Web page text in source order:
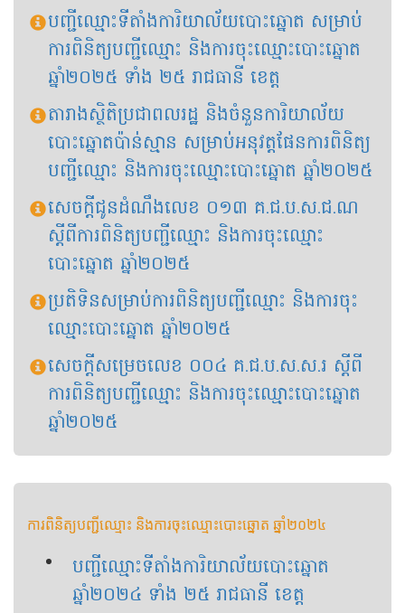
បញ្ជីឈ្មោះទីតាំងការិយាល័យបោះឆ្នោត សម្រាប់
ការពិនិត្យបញ្ជីឈ្មោះ និងការចុះឈ្មោះបោះឆ្នោត
ឆ្នាំ២០២៥ ទាំង ២៥ រាជធានី ខេត្ត
តារាងស្ថិតិប្រជាពលរដ្ឋ និងចំនួនការិយាល័យ
បោះឆ្នោតប៉ាន់ស្មាន សម្រាប់អនុវត្តផែនការពិនិត្យ
បញ្ជីឈ្មោះ និងការចុះឈ្មោះបោះឆ្នោត ឆ្នាំ២០២៥
សេចក្ដីជូនដំណឹងលេខ ០១៣​ គ.ជ.ប.ស.ជ.ណ
ស្ដីពីការពិនិត្យបញ្ជីឈ្មោះ និងការចុះឈ្មោះ
បោះឆ្នោត ឆ្នាំ២០២៥
ប្រតិទិនសម្រាប់ការពិនិត្យបញ្ជីឈ្មោះ និងការចុះ
ឈ្មោះបោះឆ្នោត ឆ្នាំ២០២៥
សេចក្ដីសម្រេចលេខ​ ០០៤​ គ.ជ.ប.ស.ស.រ ស្តីពី
ការពិនិត្យបញ្ជីឈ្មោះ និងការចុះឈ្មោះបោះឆ្នោត
ឆ្នាំ២០២៥
ការពិនិត្យបញ្ជីឈ្មោះ និងការចុះឈ្មោះបោះឆ្នោត ឆ្នាំ២០២៤
បញ្ជីឈ្មោះទីតាំងការិយាល័យបោះឆ្នោត
ឆ្នាំ២០២៤ ទាំង ២៥ រាជធានី ខេត្ត